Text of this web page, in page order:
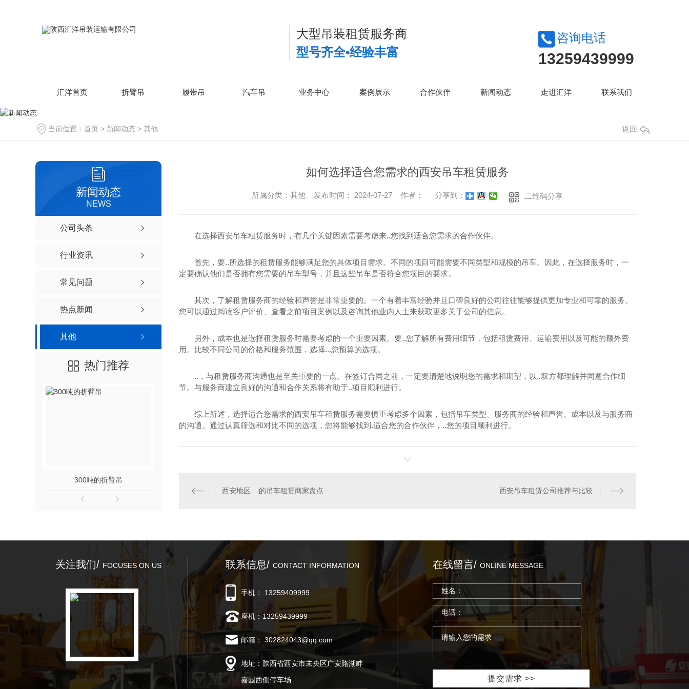
大型吊装租赁服务商
型号齐全•经验丰富
咨询电话
13259439999
汇洋首页 折臂吊 履带吊 汽车吊 业务中心 案例展示 合作伙伴 新闻动态 走进汇洋 联系我们
当前位置： 首页 > 新闻动态 > 其他 返回
新闻动态
NEWS
公司头条
行业资讯
常见问题
热点新闻
其他
热门推荐
300吨的折臂吊
如何选择适合您需求的西安吊车租赁服务
所属分类：其他 发布时间： 2024-07-27 作者： 分享到： 二维码分享
在选择西安吊车租赁服务时，有几个关键因素需要考虑来..您找到适合您需求的合作伙伴。
首先，要..所选择的租赁服务能够满足您的具体项目需求。不同的项目可能需要不同类型和规模的吊车。因此，在选择服务时，一
定要确认他们是否拥有您需要的吊车型号，并且这些吊车是否符合您项目的要求。
其次，了解租赁服务商的经验和声誉是非常重要的。一个有着丰富经验并且口碑良好的公司往往能够提供更加专业和可靠的服务。
您可以通过阅读客户评价、查看之前项目案例以及咨询其他业内人士来获取更多关于公司的信息。
另外，成本也是选择租赁服务时需要考虑的一个重要因素。要..您了解所有费用细节，包括租赁费用、运输费用以及可能的额外费
用。比较不同公司的价格和服务范围，选择...您预算的选项。
..，与租赁服务商沟通也是至关重要的一点。在签订合同之前，一定要清楚地说明您的需求和期望，以..双方都理解并同意合作细
节。与服务商建立良好的沟通和合作关系将有助于..项目顺利进行。
综上所述，选择适合您需求的西安吊车租赁服务需要慎重考虑多个因素，包括吊车类型、服务商的经验和声誉、成本以及与服务商
的沟通。通过认真筛选和对比不同的选项，您将能够找到.适合您的合作伙伴，..您的项目顺利进行。
西安地区....的吊车租赁商家盘点 西安吊车租赁公司推荐与比较
关注我们/ FOCUSES ON US 联系信息/ CONTACT INFORMATION
手机： 13259409999
座机：13259439999
邮箱： 302824043@qq.com
地址：陕西省西安市未央区广安路湖畔
嘉园西侧停车场
在线留言/ ONLINE MESSAGE